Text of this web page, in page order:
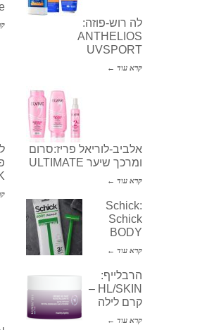
לה רוש-פוזה:
ANTHELIOS
UVSPORT
קרא עוד ←
אלביב-לוריאל פריז:סרום
ומרכך שיער ULTIMATE
קרא עוד ←
Schick:
Schick
BODY
קרא עוד ←
הרבלייף:
HL/SKIN –
קרם לילה
קרא עוד ←